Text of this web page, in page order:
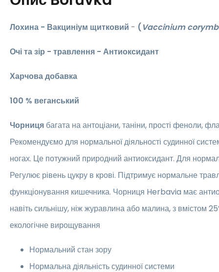
Лохина - Вакциніум щитковий - ( Vaccinium
Очі та зір - травлення - Антиоксидант
Харчова добавка
100 % веганський
Чорниця багата на антоціани, таніни, прості феноли,
Рекомендуємо для нормальної діяльності судинної
ногах. Це потужний природний антиоксидант. Для
Регулює рівень цукру в крові. Підтримує нормальне
функціонування кишечника. Чорниця Herbavia має
навіть сильнішу, ніж журавлина або малина, з вмістом
екологічне вирощування
Нормальний стан зору
Нормальна діяльність судинної системи